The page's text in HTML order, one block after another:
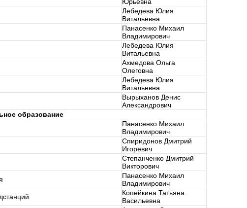
Лебедева Юлия
Витальевна
Панасенко Михаил
Владимирович
Лебедева Юлия
Витальевна
Ахмедова Ольга
Олеговна
Лебедева Юлия
Витальевна
Вырыханов Денис
Александрович
образование
Панасенко Михаил
Владимирович
Спиридонов Дмитрий
Игоревич
Степанченко Дмитрий
Викторович
Панасенко Михаил
Владимирович
Копейкина Татьяна
Васильевна